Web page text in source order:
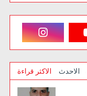
الاكثر قراءة الاحدث